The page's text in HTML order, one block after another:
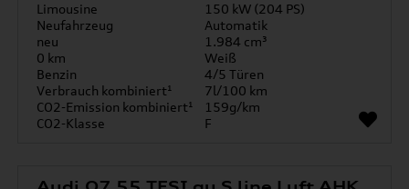
Limousine
150 kW (204 PS)
Neufahrzeug
Automatik
neu
1.984 cm³
0 km
Weiß
Benzin
4/5 Türen
Verbrauch kombiniert¹
7l/100 km
CO2-Emission kombiniert¹
159g/km
CO2-Klasse
F